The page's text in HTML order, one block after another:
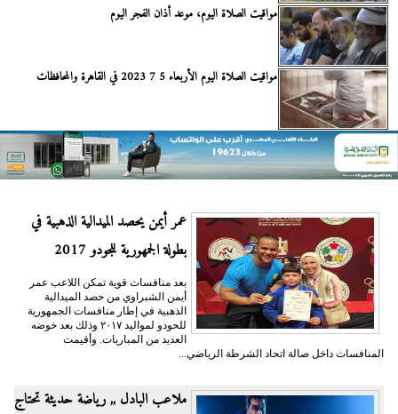
مواقيت الصلاة اليوم، موعد أذان الفجر اليوم
مواقيت الصلاة اليوم الأربعاء 5 7 2023 في القاهرة والمحافظات
عمر أيمن يحصد الميدالية الذهبية في
بطولة الجمهورية للجودو 2017
بعد منافسات قوية تمكن اللاعب عمر
أيمن الشبراوي من حصد الميدالية
الذهبية في إطار منافسات الجمهورية
للحودو لمواليد ٢٠١٧ وذلك بعد خوضه
العديد من المباريات. وأقيمت
المنافسات داخل صالة اتحاد الشرطة الرياضي...
ملاعب البادل ,, رياضة حديثة تحتاج